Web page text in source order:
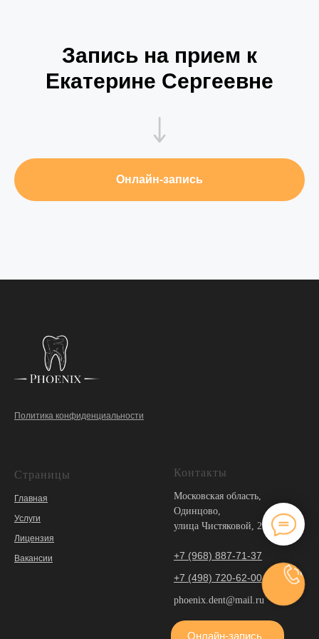
Запись на прием к
Екатерине Сергеевне
Онлайн-запись
Политика конфиденциальности
Страницы
Главная
Услуги
Лицензия
Вакансии
Контакты
Московская область,
Одинцово,
улица Чистяковой, 2
+7 (968) 887-71-37
+7 (498) 720-62-00
phoenix.dent@mail.ru
Онлайн-запись